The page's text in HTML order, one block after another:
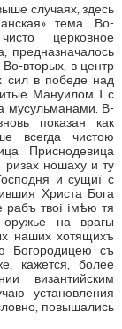
случаях, здесь
тема. Во-
церковное
предназначалось
вторых, в центр
сил в победе над
Мануилом I с
мусульманами. В-
показан как
всегда чистою
Приснодевица
ношаху и ту
и сущиї с
Христа Бога
рабъ твоi iмѣю тя
на врагы
наших хотящихъ
Богородицею съ
кажется, более
византийским
установления
повышались